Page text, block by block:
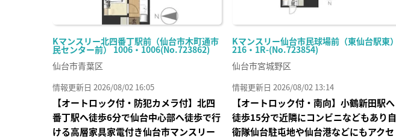
Kマンスリー北四番丁駅前（仙台市木町通市
民センター前） 1006・1006(No.723862)
仙台市青葉区
情報更新日 2026/08/02 16:05
【オートロック付・防犯カメラ付】北四
番丁駅へ徒歩6分で仙台中心部へ徒歩で行
ける高層家具家電付き仙台市マンスリー
Kマンスリー仙台市民球場前（東仙台駅東）
216・1R-(No.723854)
仙台市宮城野区
情報更新日 2026/08/02 13:14
【オートロック付・南向】小鶴新田駅へ
徒歩15分で近隣にコンビニなどもあり自
衛隊仙台駐屯地や仙台港などにもアクセ